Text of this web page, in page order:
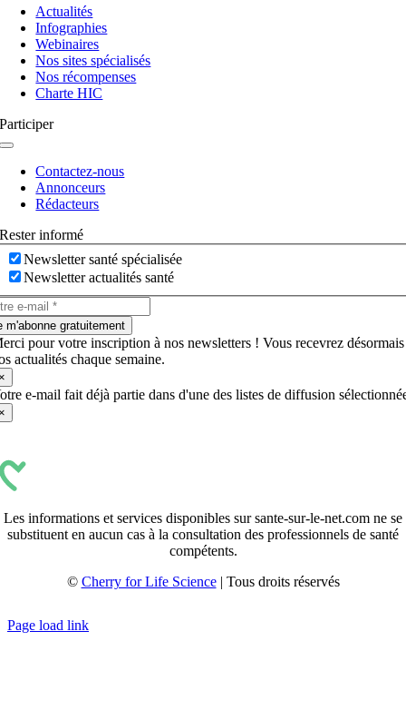
basculeActualités
Infographies
Webinaires
Nos sites spécialisés
Nos récompenses
Charte HIC
Participer
Navigation
basculeContactez-nous
Annonceurs
Rédacteurs
Rester informé
Newsletter santé spécialisée
Newsletter actualités santé
m'abonne gratuitement
pour votre inscription à nos newsletters ! Vous recevrez désormais
actualités chaque semaine.
e-mail fait déjà partie dans d'une des listes de diffusion
Les informations et services disponibles sur sante-sur-le-net.com ne se
substituent en aucun cas à la consultation des professionnels de santé
compétents.
© Cherry for Life Science| Tous droits réservés
Page load link